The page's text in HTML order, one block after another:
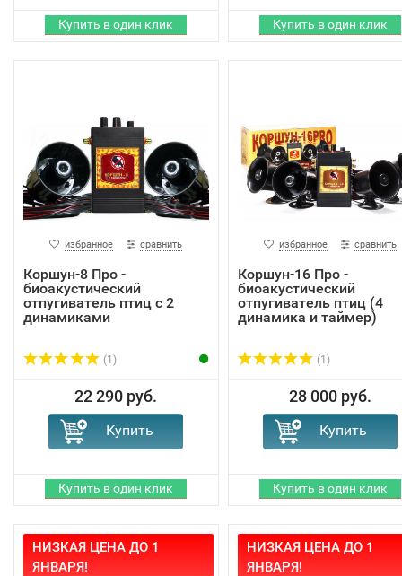
избранное сравнить
Коршун-8 Про -
биоакустический
отпугиватель птиц с 2
динамиками
(1)
22 290 руб.
избранное сравнить
Коршун-16 Про -
биоакустический
отпугиватель птиц (4
динамика и таймер)
(1)
28 000 руб.
НИЗКАЯ ЦЕНА ДО 1
ЯНВАРЯ!
НИЗКАЯ ЦЕНА ДО 1
ЯНВАРЯ!